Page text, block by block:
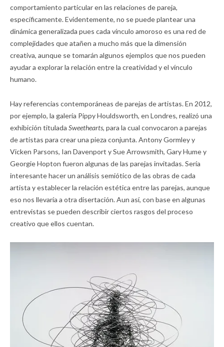
comportamiento particular en las relaciones de pareja,
específicamente. Evidentemente, no se puede plantear una
dinámica generalizada pues cada vínculo amoroso es una red de
complejidades que atañen a mucho más que la dimensión
creativa, aunque se tomarán algunos ejemplos que nos pueden
ayudar a explorar la relación entre la creatividad y el vínculo
humano.
Hay referencias contemporáneas de parejas de artistas. En 2012,
por ejemplo, la galería Pippy Houldsworth, en Londres, realizó una
exhibición titulada Sweethearts, para la cual convocaron a parejas
de artistas para crear una pieza conjunta. Antony Gormley y
Vicken Parsons, Ian Davenport y Sue Arrowsmith, Gary Hume y
Georgie Hopton fueron algunas de las parejas invitadas. Sería
interesante hacer un análisis semiótico de las obras de cada
artista y establecer la relación estética entre las parejas, aunque
eso nos llevaría a otra disertación. Aun así, con base en algunas
entrevistas se pueden describir ciertos rasgos del proceso
creativo que ellos cuentan.